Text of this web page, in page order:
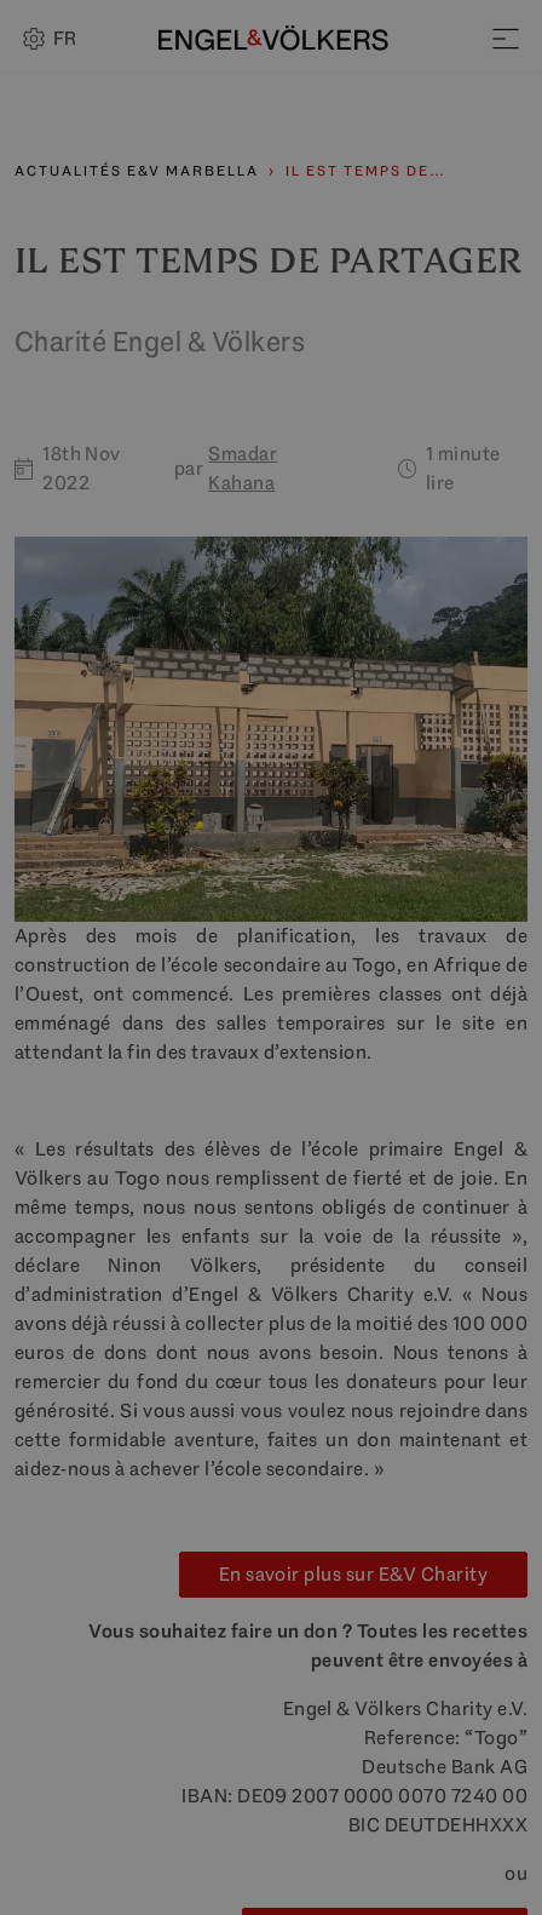
FR
ACTUALITÉS E&V MARBELLA IL EST TEMPS DE…
IL EST TEMPS DE PARTAGER
Charité Engel & Völkers
18th Nov
2022
par
Smadar
Kahana
1 minute
lire
Après des mois de planification, les travaux de
construction de l’école secondaire au Togo, en Afrique de
l’Ouest, ont commencé. Les premières classes ont déjà
emménagé dans des salles temporaires sur le site en
attendant la fin des travaux d’extension.
« Les résultats des élèves de l’école primaire Engel &
Völkers au Togo nous remplissent de fierté et de joie. En
même temps, nous nous sentons obligés de continuer à
accompagner les enfants sur la voie de la réussite »,
déclare Ninon Völkers, présidente du conseil
d’administration d’Engel & Völkers Charity e.V. « Nous
avons déjà réussi à collecter plus de la moitié des 100 000
euros de dons dont nous avons besoin. Nous tenons à
remercier du fond du cœur tous les donateurs pour leur
générosité. Si vous aussi vous voulez nous rejoindre dans
cette formidable aventure, faites un don maintenant et
aidez-nous à achever l’école secondaire. »
En savoir plus sur E&V Charity
Vous souhaitez faire un don ? Toutes les recettes
peuvent être envoyées à
Engel & Völkers Charity e.V.
Reference: “Togo”
Deutsche Bank AG
IBAN: DE09 2007 0000 0070 7240 00
BIC DEUTDEHHXXX
ou